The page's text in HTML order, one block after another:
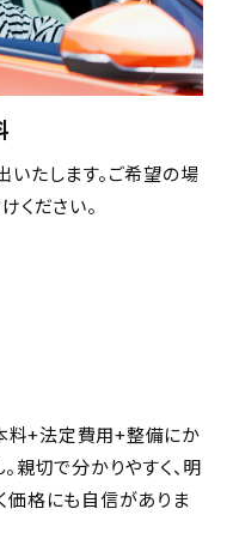
たします。ご希望の場
ください。
料+法定費用+整備にか
親切で分かりやすく、明
価格にも自信がありま